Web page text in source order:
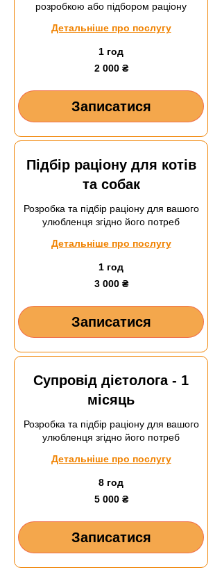
розробкою або підбором раціону
Детальніше про послугу
1 год
2 000 ₴
Записатися
Підбір раціону для котів
та собак
Розробка та підбір раціону для вашого
улюбленця згідно його потреб
Детальніше про послугу
1 год
3 000 ₴
Записатися
Супровід дієтолога - 1
місяць
Розробка та підбір раціону для вашого
улюбленця згідно його потреб
Детальніше про послугу
8 год
5 000 ₴
Записатися